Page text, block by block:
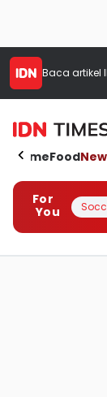
Baca artikel
HomeFood
For
You